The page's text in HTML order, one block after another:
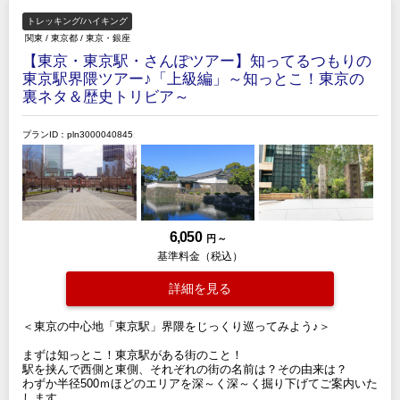
トレッキング/ハイキング
関東 / 東京都 / 東京・銀座
【東京・東京駅・さんぽツアー】知ってるつもりの
東京駅界隈ツアー♪「上級編」～知っとこ！東京の
裏ネタ＆歴史トリビア～
プランID：pln3000040845
6,050 円 ～
基準料金（税込）
詳細を見る
＜東京の中心地「東京駅」界隈をじっくり巡ってみよう♪＞
まずは知っとこ！東京駅がある街のこと！
駅を挟んで西側と東側、それぞれの街の名前は？その由来は？
わずか半径500ｍほどのエリアを深～く深～く掘り下げてご案内いた